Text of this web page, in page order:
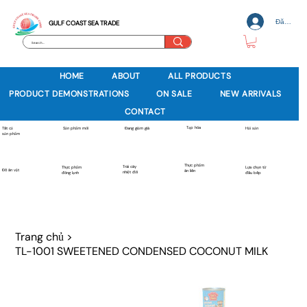
GULF COAST SEA TRADE Đăng
HOME ABOUT
ALL PRODUCTS
PRODUCT DEMONSTRATIONS
ON SALE
NEW ARRIVALS
CONTACT
Tất cả
sản phẩm
Sản phẩm mới Đang giảm giá Tạp hóa Hải sản
Đồ ăn vặt
Thực phẩm
đông lạnh
Trái cây
nhiệt đới
Thực phẩm
ăn liền
Lựa chọn từ
đầu bếp
Trang chủ >
TL-1001 SWEETENED CONDENSED COCONUT MILK